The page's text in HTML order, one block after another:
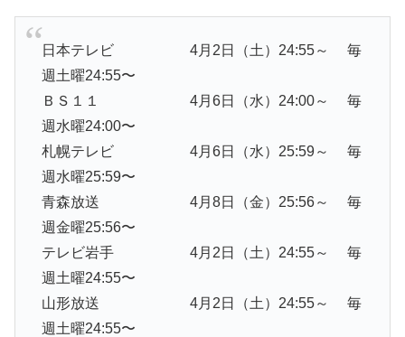
日本テレビ 4月2日（土）24:55～ 毎
週土曜24:55〜
ＢＳ１１ 4月6日（水）24:00～ 毎
週水曜24:00〜
札幌テレビ 4月6日（水）25:59～ 毎
週水曜25:59〜
青森放送 4月8日（金）25:56～ 毎
週金曜25:56〜
テレビ岩手 4月2日（土）24:55～ 毎
週土曜24:55〜
山形放送 4月2日（土）24:55～ 毎
週土曜24:55〜